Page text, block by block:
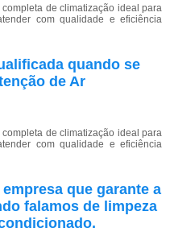
de climatização ideal para
com qualidade e eficiência
quando se
de Ar
de climatização ideal para
com qualidade e eficiência
que garante a
falamos de limpeza